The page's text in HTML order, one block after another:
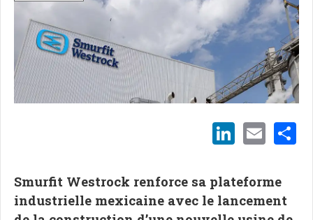
Smurfit Westrock renforce sa plateforme
industrielle mexicaine avec le lancement